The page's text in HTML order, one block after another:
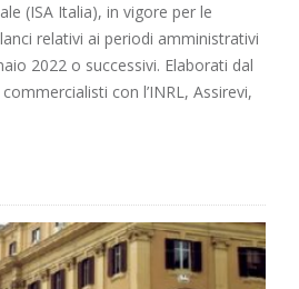
(ISA Italia), in vigore per le
relativi ai periodi amministrativi
2022 o successivi. Elaborati dal
con l’INRL, Assirevi,